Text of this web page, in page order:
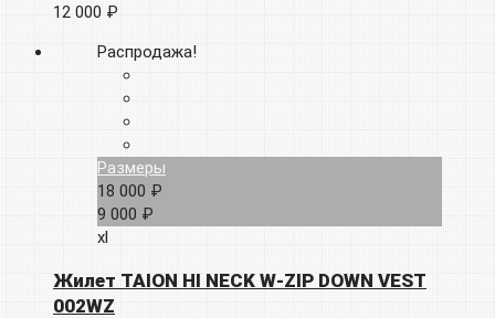
12 000 ₽
Распродажа!
Размеры
18 000 ₽
9 000 ₽
xl
Жилет TAION HI NECK W-ZIP DOWN VEST
002WZ